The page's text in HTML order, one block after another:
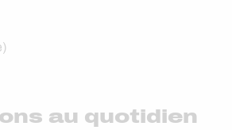
au quotidien